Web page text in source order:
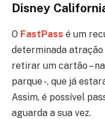
Disney
O FastPass é um
determinada atração
retirar um cartão –
parque -, que já
Assim, é possível
aguarda a sua vez.